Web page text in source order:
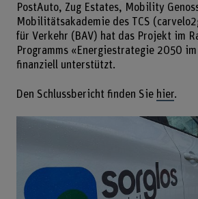
PostAuto, Zug Estates, Mobility
Mobilitätsakademie des TCS
für Verkehr (BAV) hat das Projekt im
Programms «Energiestrategie 2050 im
finanziell unterstützt.
Den Schlussbericht finden Sie hier.